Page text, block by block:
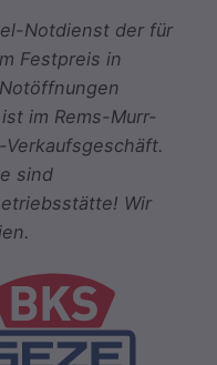
Notdienst der für
Festpreis in
im Rems-Murr-
sind
Wir